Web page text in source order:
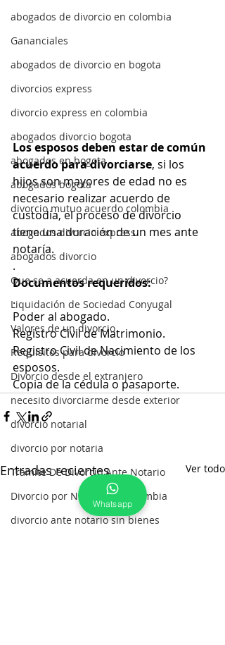
abogados de divorcio en colombia
Gananciales
abogados de divorcio en bogota
divorcios express
divorcio express en colombia
abogados divorcio bogota
abogados en bogota
abogados bogota
divorcio mutuo acuerdo colombia
abogados divorcio express
abogados divorcio
Que se a acuerda en un divorcio?
Liquidación de Sociedad Conyugal
Valores de un divorcio
Requisitos para divorcio
Divorcio desde el extranjero
necesito divorciarme desde exterior
divorcio notarial
divorcio por notaria
Tramite De Divorcio Ante Notario
Divorcio por Notaria en Colombia
divorcio ante notario sin bienes
Los esposos deben estar de común
acuerdo para divorciarse, si los
hijos son mayores de edad no es
necesario realizar acuerdo de
custodia, el proceso de divorcio
tiene una duración de un mes ante
notaría.
.
Documentos requeridos:
.
Poder al abogado.
Registro Civil de Matrimonio.
Registro Civil de Nacimiento de los
esposos.
Copia de la cédula o pasaporte.
Entradas recientes Ver todo
Whatsapp